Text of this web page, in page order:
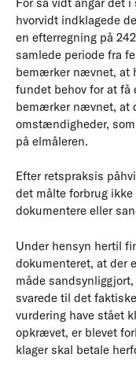
hvorvidt indklagede
en efterregning på
samlede periode fra
bemærker nævnet, at
fundet behov for at få
bemærker nævnet, at
omstændigheder,
på elmåleren.
Efter retspraksis
det målte forbrug
dokumentere eller
Under hensyn hertil
dokumenteret, at der
måde
svarede til det
vurdering have stået
opkrævet, er blevet
klager skal betale